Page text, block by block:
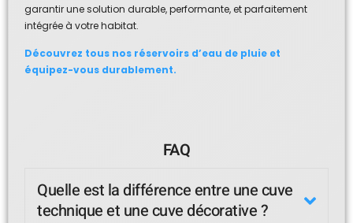
garantir une solution durable, performante, et parfaitement
intégrée à votre habitat.
Découvrez tous nos réservoirs d’eau de pluie et
équipez-vous durablement.
FAQ
Quelle est la différence entre une cuve
technique et une cuve décorative ?